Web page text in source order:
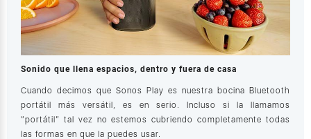
Sonido que llena espacios, dentro y fuera de casa
Cuando decimos que Sonos Play es nuestra bocina Bluetooth
portátil más versátil, es en serio. Incluso si la llamamos
“portátil” tal vez no estemos cubriendo completamente todas
las formas en que la puedes usar.